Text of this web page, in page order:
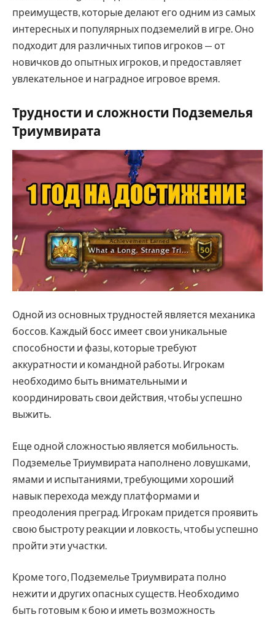
преимуществ, которые делают его одним из самых
интересных и популярных подземелий в игре. Оно
подходит для различных типов игроков — от
новичков до опытных игроков, и предоставляет
увлекательное и наградное игровое время.
Трудности и сложности Подземелья
Триумвирата
Одной из основных трудностей является механика
боссов. Каждый босс имеет свои уникальные
способности и фазы, которые требуют
аккуратности и командной работы. Игрокам
необходимо быть внимательными и
координировать свои действия, чтобы успешно
выжить.
Еще одной сложностью является мобильность.
Подземелье Триумвирата наполнено ловушками,
ямами и испытаниями, требующими хороший
навык перехода между платформами и
преодоления преград. Игрокам придется проявить
свою быстроту реакции и ловкость, чтобы успешно
пройти эти участки.
Кроме того, Подземелье Триумвирата полно
нежити и других опасных существ. Необходимо
быть готовым к бою и иметь возможность